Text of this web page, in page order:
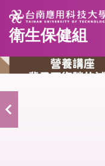
跳
到
主
內
衛生保健組